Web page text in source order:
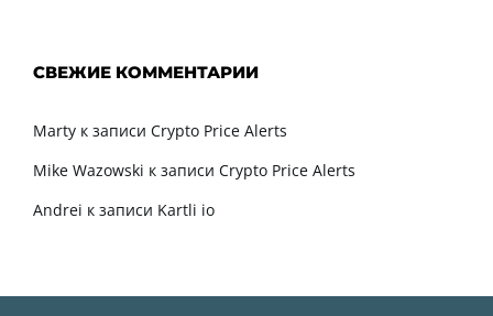
СВЕЖИЕ КОММЕНТАРИИ
Marty к записи Crypto Price Alerts
Mike Wazowski к записи Crypto Price Alerts
Andrei к записи Kartli io